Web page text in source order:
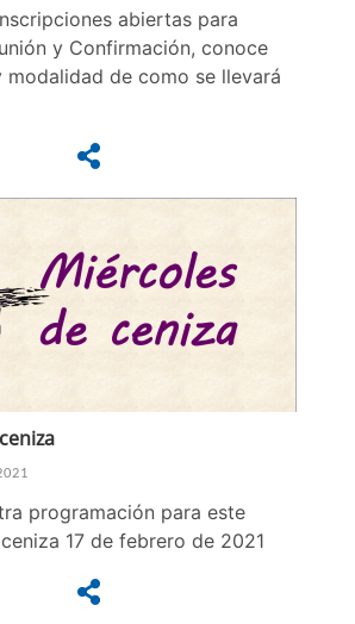
abiertas para
y Confirmación, conoce
modalidad de como se llevará
programación para este
17 de febrero de 2021